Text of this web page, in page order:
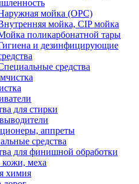
мойка (ОРС)
мойка, CIP мойка
поликарбонатной тары
и дезинфицирующие
средства
для стирки
аппреты
средства
для финишной обработки
кожи, меха
химия